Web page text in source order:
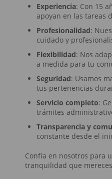
Experiencia: Con 15
apoyan en las tareas
Profesionalidad:
cuidado y
Flexibilidad: Nos
a medida para tu
Seguridad: Usamos
tus pertenencias
Servicio completo:
trámites
Transparencia y
constante desde el
Confía en nosotros para
tranquilidad que